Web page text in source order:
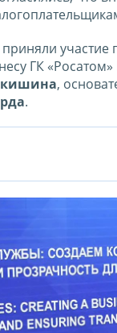
ГК «Росатом»
,
.